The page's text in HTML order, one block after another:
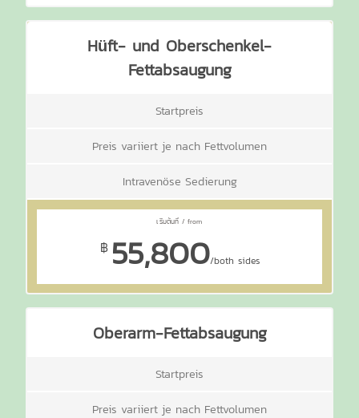
Hüft- und Oberschenkel-
Fettabsaugung
Startpreis
Preis variiert je nach Fettvolumen
Intravenöse Sedierung
฿ 55,800/both sides
Oberarm-Fettabsaugung
Startpreis
Preis variiert je nach Fettvolumen